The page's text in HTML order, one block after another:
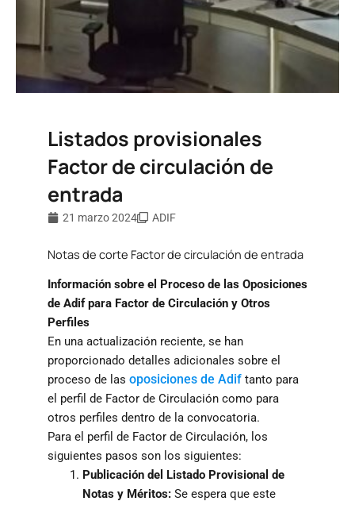
Listados provisionales
Factor de circulación de
entrada
21 marzo 2024 ADIF
Notas de corte Factor de circulación de entrada
Información sobre el Proceso de las Oposiciones
de Adif para Factor de Circulación y Otros
Perfiles
En una actualización reciente, se han
proporcionado detalles adicionales sobre el
proceso de las oposiciones de Adif tanto para
el perfil de Factor de Circulación como para
otros perfiles dentro de la convocatoria.
Para el perfil de Factor de Circulación, los
siguientes pasos son los siguientes:
Publicación del Listado Provisional de
Notas y Méritos:Se espera que este